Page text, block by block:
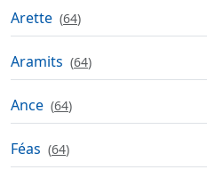
Arette (64)
Aramits (64)
Ance (64)
Féas (64)